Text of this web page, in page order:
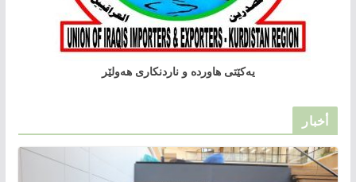
یەکێتی هاوردە و ناردنکاری هەولێر
أخبار